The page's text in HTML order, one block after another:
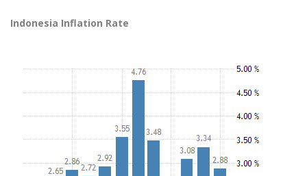
Indonesia Inflation Rate